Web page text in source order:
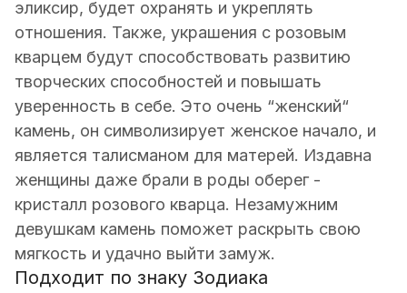
эликсир, будет охранять и укреплять
отношения. Также, украшения с розовым
кварцем будут способствовать развитию
творческих способностей и повышать
уверенность в себе. Это очень “женский“
камень, он символизирует женское начало, и
является талисманом для матерей. Издавна
женщины даже брали в роды оберег -
кристалл розового кварца. Незамужним
девушкам камень поможет раскрыть свою
мягкость и удачно выйти замуж.
Подходит по знаку Зодиака